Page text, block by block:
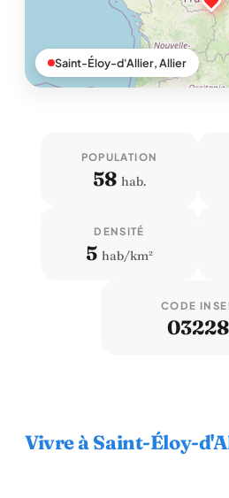
Saint-Éloy-d'Allier, Allier
POPULATION
58 hab.
DENSITÉ
5 hab/km²
CODE
03228
Vivre à Saint-Éloy-